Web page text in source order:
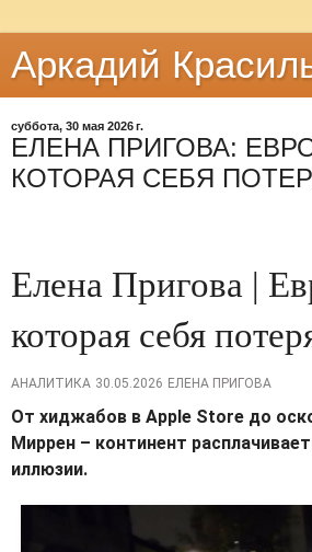
Аркадий
суббота, 30 мая 2026 г.
ЕЛЕНА ПРИГОВА:
КОТОРАЯ СЕБЯ
Елена Пригова |
которая себя
АНАЛИТИКА 30.05.2026 ЕЛЕНА ПРИГОВА
От хиджабов в Apple Store до
Миррен – континент
иллюзии.